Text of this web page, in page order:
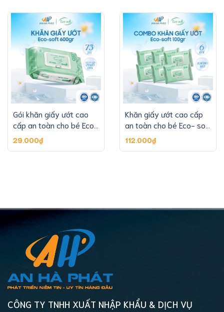
Gói khăn giấy ướt cao
cấp an toàn cho bé Eco-
soft 600g 75 tờ
29.000₫
Khăn giấy ướt cao cấp
an toàn cho bé Eco- soft
54 tờ
112.000₫
CÔNG TY TNHH XUẤT NHẬP KHẨU & DỊCH VỤ